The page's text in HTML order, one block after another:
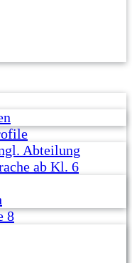
Abteilung
ab Kl. 6
8